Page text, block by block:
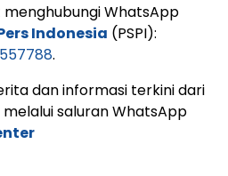
WhatsApp
Indonesia (PSPI):
.
dan informasi terkini dari
saluran WhatsApp